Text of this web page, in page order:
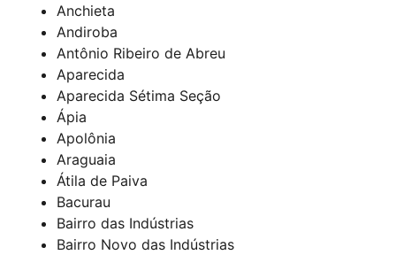
Anchieta
Andiroba
Antônio Ribeiro de Abreu
Aparecida
Aparecida Sétima Seção
Ápia
Apolônia
Araguaia
Átila de Paiva
Bacurau
Bairro das Indústrias
Bairro Novo das Indústrias